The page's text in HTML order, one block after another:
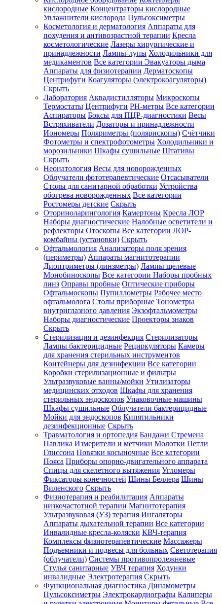
Зарегистрироваться
Зачем
регистрироваться?
Все
покупки
одном
месте
Личный
менеджер
Отслеживание
статуса
заказа
кислородные Концентраторы кислородные
Увлажнители кислорода Пульсоксиметры
Косметология и дерматология Аппараты для
похудения и антивозрастной терапии Кресла
косметологические Лазеры хирургические и
принадлежности Лампы-лупы Холодильники для
медикаментов Все категории Эвакуаторы дыма
Аппараты для физиотерапии Дерматоскопы
Центрифуги Коагуляторы (электрокоагуляторы)
Скрыть
Лаборатория Аквадистилляторы Микроскопы
Термостаты Центрифуги PH-метры Все категории
Аспираторы Боксы для ПЦР-диагностики Весы
Встряхиватели Дозаторы и принадлежности
Иономеры Поляриметры (полярископы) Счётчики
Фотометры и спектрофотометры Холодильники и
морозильники Шкафы сушильные Штативы
Скрыть
Неонатология Весы для новорожденных
Облучатели фототерапевтические Отсасыватели
Столы для санитарной обработки Устройства
обогрева новорожденных Все категории
Ростомеры детские Скрыть
Оториноларингология Камертоны Кресла ЛОР
Наборы диагностические Налобные осветители и
рефлекторы Отоскопы Все категории ЛОР-
комбайны (установки) Скрыть
Офтальмология Анализаторы поля зрения
(периметры) Аппараты магнитотерапии
Диоптриметры (линзметры) Лампы щелевые
Монобиноскопы Все категории Наборы пробных
линз Оправы пробные Оптические приборы
Офтальмоскопы Пупиллометры Рабочее место
офтальмолога Столы приборные Тонометры
внутриглазного давления Экзофтальмометры
Наборы диагностические Проекторы знаков
Скрыть
Стерилизация и дезинфекция Стерилизаторы
Лампы бактерицидные Рециркуляторы Камеры
для хранения стерильных инструментов
Контейнеры для дезинфекции Все категории
Коробки стерилизационные и фильтры
Ультразвуковые ванны/мойки Утилизаторы
медицинских отходов Шкафы для хранения
стерильных эндоскопов Упаковочные машины
Шкафы сушильные Облучатели бактерицидные
Мойки для эндоскопов Кипятильники
дезинфекционные Скрыть
Травматология и ортопедия Бандажи Стремена
Павлика Измерители и метчики Молотки Петли
Глиссона Повязки косыночные Все категории
Пояса Приборы опорно-двигательного аппарата
Спицы для скелетного вытяжения Угломеры
Фиксаторы конечностей Шины Беллера Шины
Виленского Скрыть
Физиотерапия и реабилитация Аппараты
низкочастотной терапии Магнитотерапия
Ультразвуковая (УЗ) терапия Ингаляторы
Аппараты дыхательной терапии Все категории
Инвалидные кресла-коляски КВЧ-терапия
Комплексы физиотерапевтические Массажеры
Подъемники и подвесы для больных Светотерапия
(облучатели) Системы противопролежневые
Стулья санитарные УВЧ терапия Ходунки
инвалидные Электротерапия Скрыть
Функциональная диагностика Динамометры
Пульсоксиметры Электрокардиографы Калиперы